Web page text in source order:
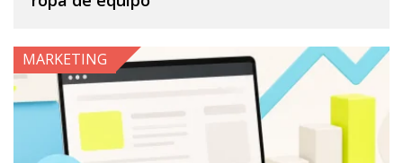
MARKETING